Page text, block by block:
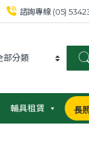
諮詢專線 (05)
輔具租賃 長